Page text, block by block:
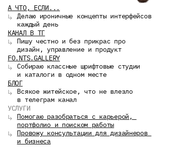
А ЧТО, ЕСЛИ...
↳ Делаю ироничные концепты интерфейсов
каждый день
КАНАЛ В ТГ
↳ Пишу честно и без прикрас про
дизайн, управление и продукт
FO.NTS.GALLERY
↳ Собираю классные шрифтовые студии
и каталоги в одном месте
БЛОГ
↳ Всякое житейское, что не влезло
в телеграм канал
УСЛУГИ
↳ Помогаю разобраться с карьерой,
портфолио и поиском работы
↳ Провожу консультации для дизайнеров
и бизнеса